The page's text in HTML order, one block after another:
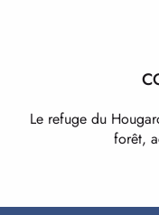
Le refuge du
forêt,